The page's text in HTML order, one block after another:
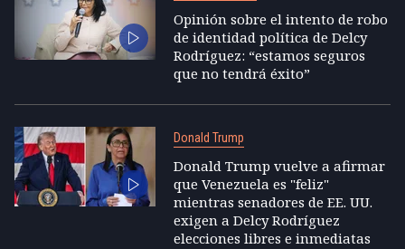
Opinión sobre el intento de robo
de identidad política de Delcy
Rodríguez: “estamos seguros
que no tendrá éxito”
Donald Trump
Donald Trump vuelve a afirmar
que Venezuela es "feliz"
mientras senadores de EE. UU.
exigen a Delcy Rodríguez
elecciones libres e inmediatas